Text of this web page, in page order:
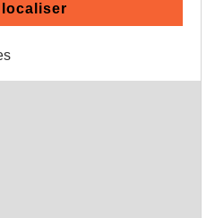
localiser